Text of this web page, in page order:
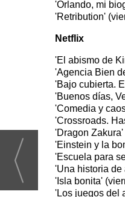
'Orlando, mi
'Retribution'
Netflix
'El abismo de
'Agencia Bien
'Bajo cubierta.
'Buenos días,
'Comedia y
'Crossroads.
'Dragon
'Einstein y la
'Escuela para
'Una historia de
'Isla bonita'
'Los juegos del